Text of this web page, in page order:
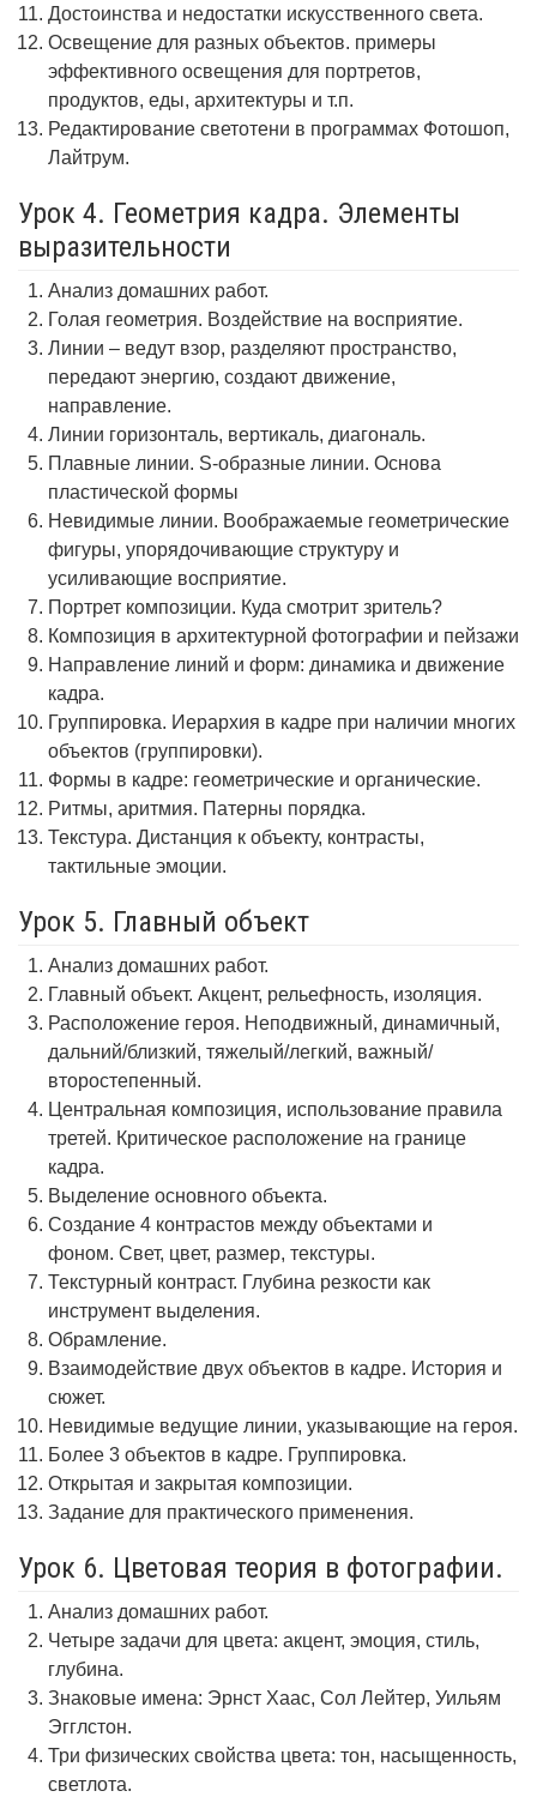
Достоинства и недостатки искусственного света.
Освещение для разных объектов. примеры
эффективного освещения для портретов,
продуктов, еды, архитектуры и т.п.
Редактирование светотени в программах Фотошоп,
Лайтрум.
Урок 4. Геометрия кадра. Элементы
выразительности
Анализ домашних работ.
Голая геометрия. Воздействие на восприятие.
Линии – ведут взор, разделяют пространство,
передают энергию, создают движение,
направление.
Линии горизонталь, вертикаль, диагональ.
Плавные линии. S-образные линии. Основа
пластической формы
Невидимые линии. Воображаемые геометрические
фигуры, упорядочивающие структуру и
усиливающие восприятие.
Портрет композиции. Куда смотрит зритель?
Композиция в архитектурной фотографии и пейзажи
Направление линий и форм: динамика и движение
кадра.
Группировка. Иерархия в кадре при наличии многих
объектов (группировки).
Формы в кадре: геометрические и органические.
Ритмы, аритмия. Патерны порядка.
Текстура. Дистанция к объекту, контрасты,
тактильные эмоции.
Урок 5. Главный объект
Анализ домашних работ.
Главный объект. Акцент, рельефность, изоляция.
Расположение героя. Неподвижный, динамичный,
дальний/близкий, тяжелый/легкий, важный/
второстепенный.
Центральная композиция, использование правила
третей. Критическое расположение на границе
кадра.
Выделение основного объекта.
Создание 4 контрастов между объектами и
фоном. Свет, цвет, размер, текстуры.
Текстурный контраст. Глубина резкости как
инструмент выделения.
Обрамление.
Взаимодействие двух объектов в кадре. История и
сюжет.
Невидимые ведущие линии, указывающие на героя.
Более 3 объектов в кадре. Группировка.
Открытая и закрытая композиции.
Задание для практического применения.
Урок 6. Цветовая теория в фотографии.
Анализ домашних работ.
Четыре задачи для цвета: акцент, эмоция, стиль,
глубина.
Знаковые имена: Эрнст Хаас, Сол Лейтер, Уильям
Эгглстон.
Три физических свойства цвета: тон, насыщенность,
светлота.